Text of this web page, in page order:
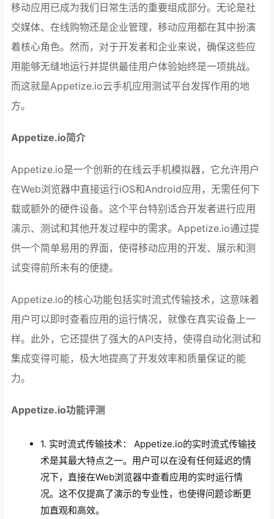
移动应用已成为我们日常生活的重要组成部分。无论是社
交媒体、在线购物还是企业管理，移动应用都在其中扮演
着核心角色。然而，对于开发者和企业来说，确保这些应
用能够无缝地运行并提供最佳用户体验始终是一项挑战。
而这就是Appetize.io云手机应用测试平台发挥作用的地
方。
Appetize.io简介
Appetize.io是一个创新的在线云手机模拟器，它允许用户
在Web浏览器中直接运行iOS和Android应用，无需任何下
载或额外的硬件设备。这个平台特别适合开发者进行应用
演示、测试和其他开发过程中的需求。Appetize.io通过提
供一个简单易用的界面，使得移动应用的开发、展示和测
试变得前所未有的便捷。
Appetize.io的核心功能包括实时流式传输技术，这意味着
用户可以即时查看应用的运行情况，就像在真实设备上一
样。此外，它还提供了强大的API支持，使得自动化测试和
集成变得可能，极大地提高了开发效率和质量保证的能
力。
Appetize.io功能评测
1. 实时流式传输技术： Appetize.io的实时流式传输技
术是其最大特点之一。用户可以在没有任何延迟的情
况下，直接在Web浏览器中查看应用的实时运行情
况。这不仅提高了演示的专业性，也使得问题诊断更
加直观和高效。